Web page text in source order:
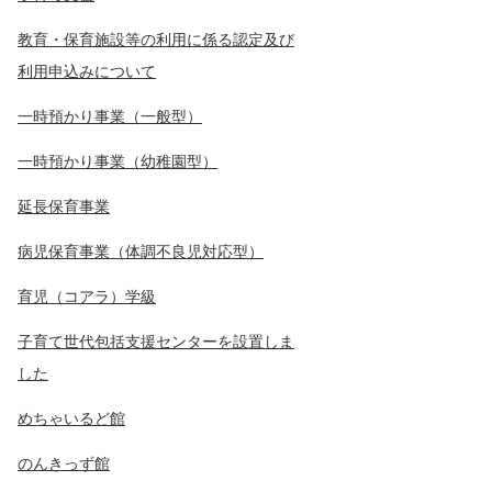
教育・保育施設等の利用に係る認定及び
利用申込みについて
一時預かり事業（一般型）
一時預かり事業（幼稚園型）
延長保育事業
病児保育事業（体調不良児対応型）
育児（コアラ）学級
子育て世代包括支援センターを設置しま
した
めちゃいるど館
のんきっず館